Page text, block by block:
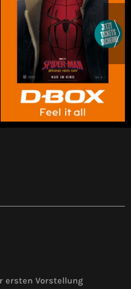
ersten Vorstellung